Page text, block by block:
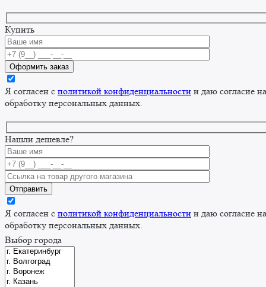
Купить
Я согласен с политикой конфиденциальности и даю согласие на
обработку персональных данных.
Нашли дешевле?
Я согласен с политикой конфиденциальности и даю согласие на
обработку персональных данных.
Выбор города